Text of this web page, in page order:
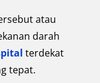
atau
darah
terdekat
tepat.